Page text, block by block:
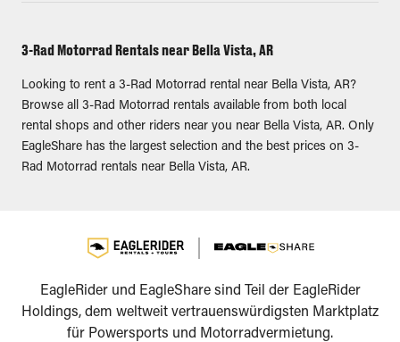
3-Rad Motorrad Rentals near Bella Vista, AR
Looking to rent a 3-Rad Motorrad rental near Bella Vista, AR?
Browse all 3-Rad Motorrad rentals available from both local
rental shops and other riders near you near Bella Vista, AR. Only
EagleShare has the largest selection and the best prices on 3-
Rad Motorrad rentals near Bella Vista, AR.
EagleRider und EagleShare sind Teil der EagleRider
Holdings, dem weltweit vertrauenswürdigsten Marktplatz
für Powersports und Motorradvermietung.